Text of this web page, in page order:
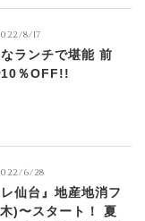
8/17
ランチで堪能 前
10％OFF!!
6/28
仙台』地産地消フ
)〜スタート！ 夏